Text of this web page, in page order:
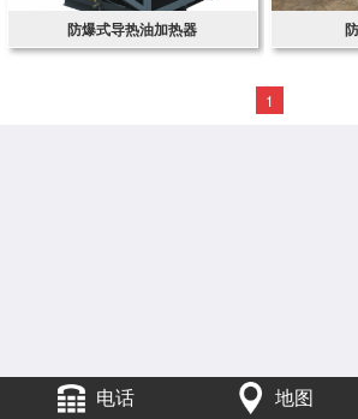
防爆式导热油加热器
1
电话 地图